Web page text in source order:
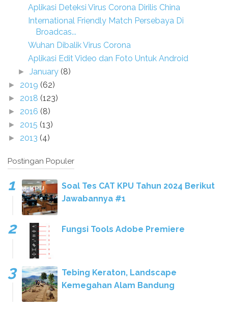
Aplikasi Deteksi Virus Corona Dirilis China
International Friendly Match Persebaya Di
Broadcas...
Wuhan Dibalik Virus Corona
Aplikasi Edit Video dan Foto Untuk Android
►January (8)
► 2019 (62)
► 2018 (123)
► 2016 (8)
► 2015 (13)
► 2013 (4)
Postingan Populer
Soal Tes CAT KPU Tahun 2024 Berikut
Jawabannya #1
Fungsi Tools Adobe Premiere
Tebing Keraton, Landscape
Kemegahan Alam Bandung